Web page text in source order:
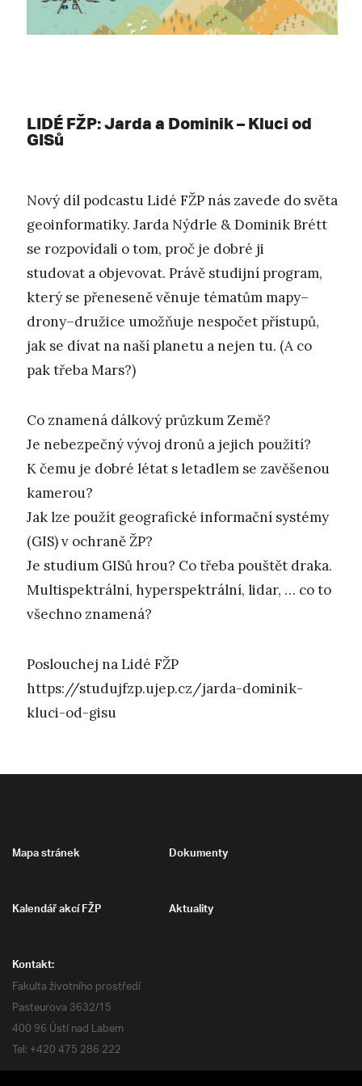
LIDÉ FŽP: Jarda a Dominik – Kluci od
GISů
Nový díl podcastu Lidé FŽP nás zavede do světa
geoinformatiky. Jarda Nýdrle & Dominik Brétt
se rozpovídali o tom, proč je dobré ji
studovat a objevovat. Právě studijní program,
který se přeneseně věnuje tématům mapy–
drony–družice umožňuje nespočet přístupů,
jak se dívat na naší planetu a nejen tu. (A co
pak třeba Mars?)
Co znamená dálkový průzkum Země?
Je nebezpečný vývoj dronů a jejich použití?
K čemu je dobré létat s letadlem se zavěšenou
kamerou?
Jak lze použít geografické informační systémy
(GIS) v ochraně ŽP?
Je studium GISů hrou? Co třeba pouštět draka.
Multispektrální, hyperspektrální, lidar, … co to
všechno znamená?
Poslouchej na Lidé FŽP
https://studujfzp.ujep.cz/jarda-dominik-
kluci-od-gisu
Mapa stránek Dokumenty
Kalendář akcí FŽP Aktuality
Kontakt:
Fakulta životního prostředí
Pasteurova 3632/15
400 96 Ústí nad Labem
Tel: +420 475 286 222